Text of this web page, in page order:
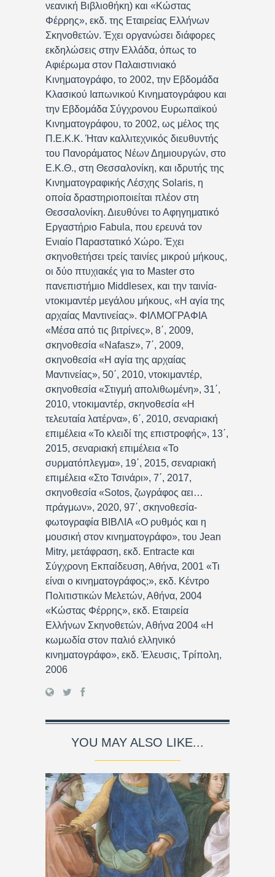
νεανική Βιβλιοθήκη) και «Κώστας
Φέρρης», εκδ. της Εταιρείας Ελλήνων
Σκηνοθετών. Έχει οργανώσει διάφορες
εκδηλώσεις στην Ελλάδα, όπως το
Αφιέρωμα στον Παλαιστινιακό
Κινηματογράφο, το 2002, την Εβδομάδα
Κλασικού Ιαπωνικού Κινηματογράφου και
την Εβδομάδα Σύγχρονου Ευρωπαϊκού
Κινηματογράφου, το 2002, ως μέλος της
Π.Ε.Κ.Κ. Ήταν καλλιτεχνικός διευθυντής
του Πανοράματος Νέων Δημιουργών, στο
Ε.Κ.Θ., στη Θεσσαλονίκη, και ιδρυτής της
Κινηματογραφικής Λέσχης Solaris, η
οποία δραστηριοποιείται πλέον στη
Θεσσαλονίκη. Διευθύνει το Αφηγηματικό
Εργαστήριο Fabula, που ερευνά τον
Ενιαίο Παραστατικό Χώρο. Έχει
σκηνοθετήσει τρείς ταινίες μικρού μήκους,
οι δύο πτυχιακές για το Master στο
πανεπιστήμιο Middlesex, και την ταινία-
ντοκιμαντέρ μεγάλου μήκους, «Η αγία της
αρχαίας Μαντινείας». ΦΙΛΜΟΓΡΑΦΙΑ
«Μέσα από τις βιτρίνες», 8΄, 2009,
σκηνοθεσία «Nafasz», 7΄, 2009,
σκηνοθεσία «Η αγία της αρχαίας
Μαντινείας», 50΄, 2010, ντοκιμαντέρ,
σκηνοθεσία «Στιγμή απολιθωμένη», 31΄,
2010, ντοκιμαντέρ, σκηνοθεσία «Η
τελευταία λατέρνα», 6΄, 2010, σεναριακή
επιμέλεια «Το κλειδί της επιστροφής», 13΄,
2015, σεναριακή επιμέλεια «Το
συρματόπλεγμα», 19΄, 2015, σεναριακή
επιμέλεια «Στο Τσινάρι», 7΄, 2017,
σκηνοθεσία «Sotos, ζωγράφος αει…
πράγμων», 2020, 97΄, σκηνοθεσία-
φωτογραφία ΒΙΒΛΙΑ «Ο ρυθμός και η
μουσική στον κινηματογράφο», του Jean
Mitry, μετάφραση, εκδ. Entracte και
Σύγχρονη Εκπαίδευση, Αθήνα, 2001 «Τι
είναι ο κινηματογράφος;», εκδ. Κέντρο
Πολιτιστικών Μελετών, Αθήνα, 2004
«Κώστας Φέρρης», εκδ. Εταιρεία
Ελλήνων Σκηνοθετών, Αθήνα 2004 «Η
κωμωδία στον παλιό ελληνικό
κινηματογράφο», εκδ. Έλευσις, Τρίπολη,
2006
YOU MAY ALSO LIKE...